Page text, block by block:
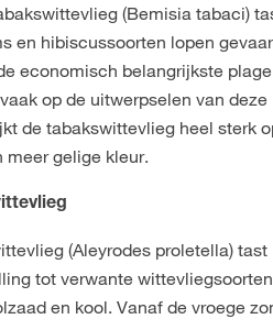
(Bemisia tabaci)
en hibiscussoorten lopen
economisch belangrijkste
op de uitwerpselen van
de tabakswittevlieg heel sterk
meer gelige kleur.
(Aleyrodes proletella)
tot verwante
en kool. Vanaf de vroege